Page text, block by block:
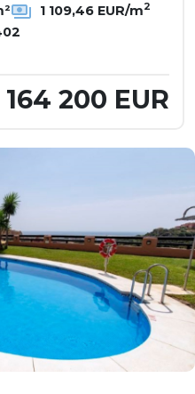
1 109,46 EUR/m2
164 200 EUR